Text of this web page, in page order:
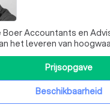
Boer Accountants en
het leveren van
en adviesdiensten. Met
een diepgaand begrip
onderscheiden we
zijn er trots op dat we
Beschikbaarheid
Prijsopgave